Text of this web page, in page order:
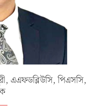
এএফডব্লিউসি, পিএসসি,